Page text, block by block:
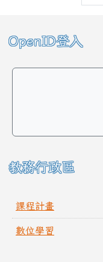
左邊區域內容
OpenID登入
教務行政區
課程計畫
數位學習